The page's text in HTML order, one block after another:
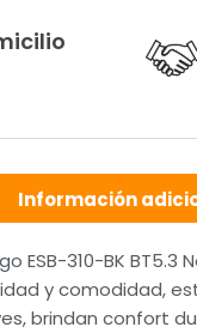
Información
ESB-310-BK
y comodidad,
brindan confort